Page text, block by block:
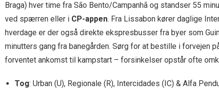
Braga) hver time fra São Bento/Campanhã og standser 55
ved spærren eller i CP-appen. Fra Lissabon kører daglige
hverdage er der også direkte ekspresbusser fra byer som
minutters gang fra banegården. Sørg for at bestille i
forventet ankomst til kampstart – forsinkelser opstår ofte
Tog: Urban (U), Regionale (R), Intercidades (IC) & Alfa